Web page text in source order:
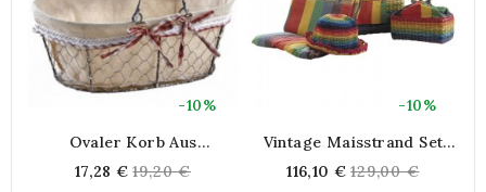
-10%
Ovaler Korb Aus
17,28 € Regular
19,20 €
-10%
Vintage Maisstrand Set
Baumwollwatte-Hut 6-
116,10 € Regular
129,00 €